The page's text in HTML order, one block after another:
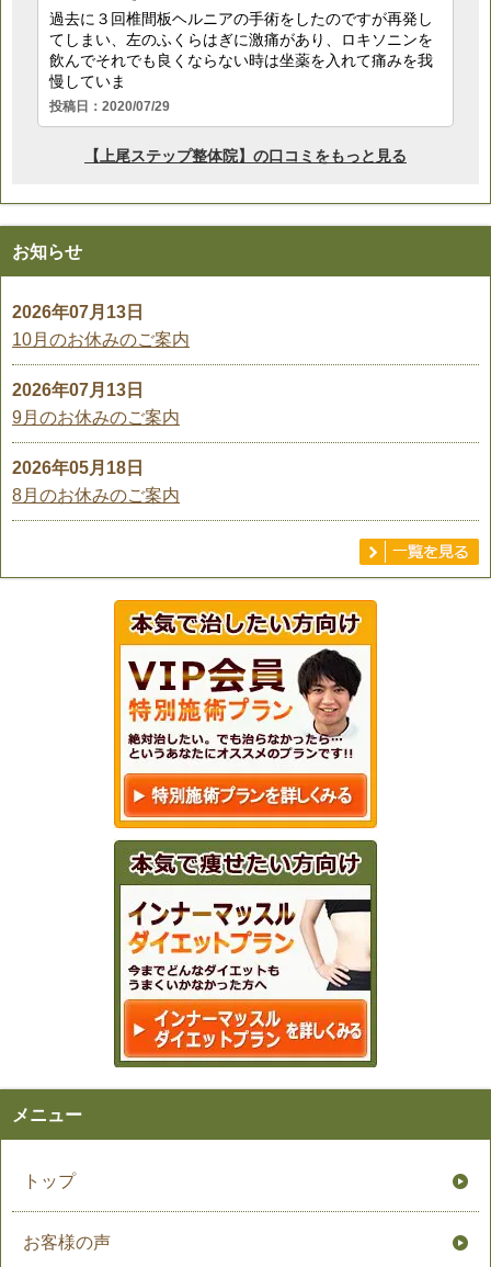
お知らせ
2026年07月13日
10月のお休みのご案内
2026年07月13日
9月のお休みのご案内
2026年05月18日
8月のお休みのご案内
メニュー
トップ
お客様の声